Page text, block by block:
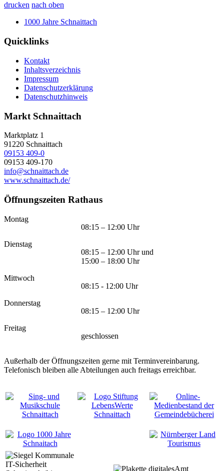
drucken nach oben
1000 Jahre Schnaittach
Quicklinks
Kontakt
Inhaltsverzeichnis
Impressum
Datenschutzerklärung
Datenschutzhinweis
Markt Schnaittach
Marktplatz 1
91220 Schnaittach
09153 409-0
09153 409-170
info@schnaittach.de
www.schnaittach.de/
Öffnungszeiten Rathaus
Montag
08:15 – 12:00 Uhr
Dienstag
08:15 – 12:00 Uhr und
15:00 – 18:00 Uhr
Mittwoch
08:15 - 12:00 Uhr
Donnerstag
08:15 – 12:00 Uhr
Freitag
geschlossen
Außerhalb der Öffnungszeiten gerne mit Terminvereinbarung.
Telefonisch bleiben alle Abteilungen auch freitags erreichbar.